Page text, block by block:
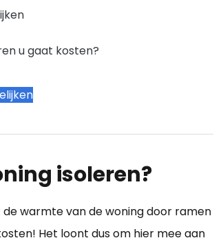
u gaat kosten?
isoleren?
warmte van de woning door ramen
Het loont dus om hier mee aan